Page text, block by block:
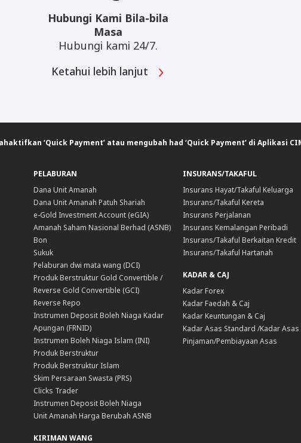
Hubungi Kami Bila-bila
Masa
Hubungi kami 24/7.
Ketahui lebih lanjut
‘Quick Payment’ atau mengubah had ‘Quick Payment’ di Aplikasi
PELABURAN
Dana Unit Amanah
Dana Unit Amanah Patuh Shariah
e-Gold Investment Account (eGIA)
Amanah Saham Nasional Berhad (ASNB)
Bon
Sukuk
Pelaburan dwi mata wang (DCI)
Produk Berstruktur Gold Convertible /
Reverse Gold Convertible (GCI)
Reverse Repo
Instrumen Deposit Boleh Niaga Kadar
Apungan (FRNID)
Instrumen Boleh Niaga Islam (INI)
Produk Berstruktur
Produk Berstruktur Islam
Skim Persaraan Swasta (PRS)
Clicks Trader
Instrumen Deposit Boleh Niaga
Unit Amanah Harga Berubah ASNB
KIRIMAN WANG
INSURANS/TAKAFUL
Insurans Hayat/Takaful Keluarga
Insurans/Takaful Kereta
Insurans Perjalanan
Insurans Kemalangan Peribadi
Insurans/Takaful Berkaitan Kredit
Insurans/Takaful Hartanah
KADAR & CAJ
Kadar Forex
Kadar Faedah & Caj
Kadar Keuntungan & Caj
Kadar Asas Standard /Kadar Asas
Pinjaman/Pembiayaan Asas